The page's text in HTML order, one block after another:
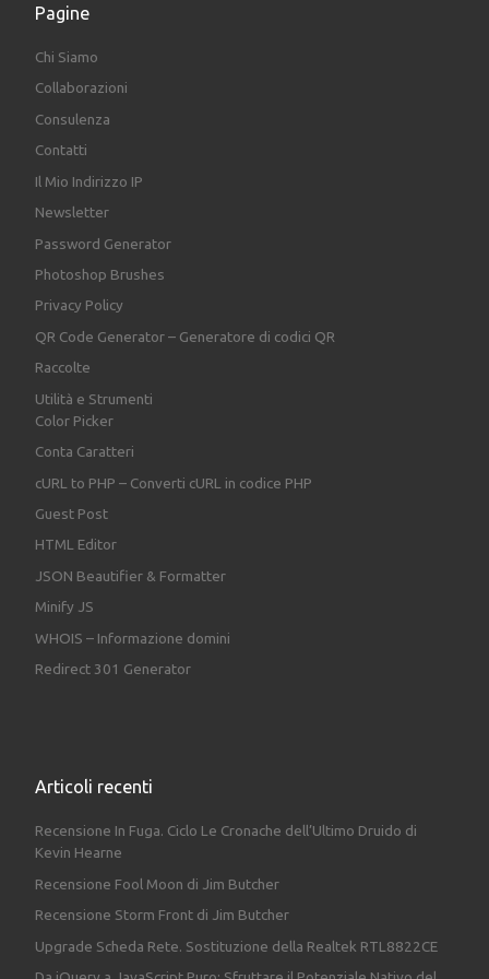
Pagine
Chi Siamo
Collaborazioni
Consulenza
Contatti
Il Mio Indirizzo IP
Newsletter
Password Generator
Photoshop Brushes
Privacy Policy
QR Code Generator – Generatore di codici QR
Raccolte
Utilità e Strumenti
Color Picker
Conta Caratteri
cURL to PHP – Converti cURL in codice PHP
Guest Post
HTML Editor
JSON Beautifier & Formatter
Minify JS
WHOIS – Informazione domini
Redirect 301 Generator
Articoli recenti
Recensione In Fuga. Ciclo Le Cronache dell’Ultimo Druido di
Kevin Hearne
Recensione Fool Moon di Jim Butcher
Recensione Storm Front di Jim Butcher
Upgrade Scheda Rete. Sostituzione della Realtek RTL8822CE